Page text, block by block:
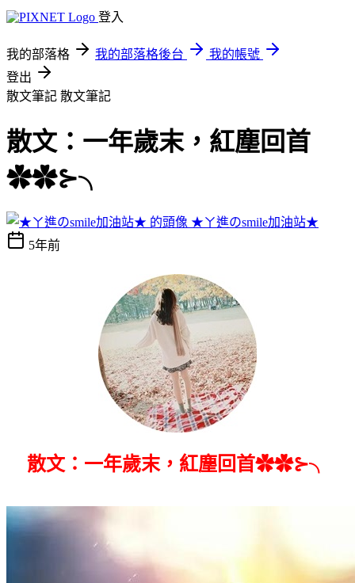
登入
我的部落格 我的部落格後台
我的帳號
登出
散文筆記 散文筆記
散文：一年歲末，紅塵回首
✿✿⊱╮
★ㄚ進のsmile加油站★
5年前
散文：一年歲末，紅塵回首✿✿⊱╮